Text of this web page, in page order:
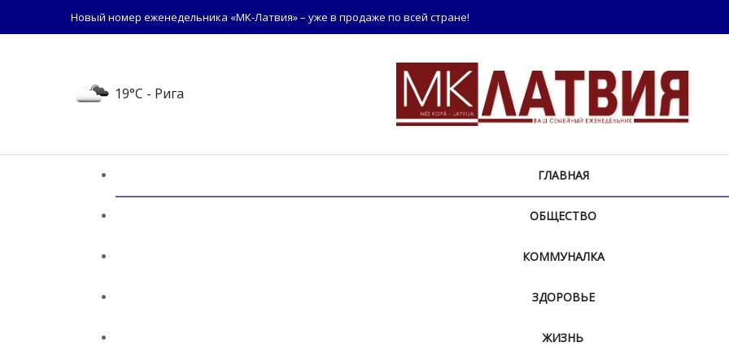
Новый номер еженедельника «МК-Латвия» – уже в продаже по всей стране!
19°C - Рига
ГЛАВНАЯ
ОБЩЕСТВО
КОММУНАЛКА
ЗДОРОВЬЕ
ЖИЗНЬ